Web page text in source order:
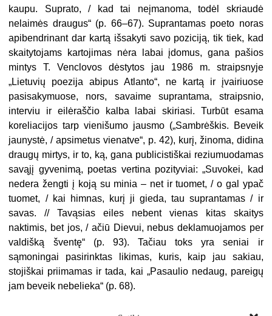
kaupu. Suprato, / kad tai neįmanoma, todėl skriaudė
nelaimės draugus“ (p. 66–67). Suprantamas poeto noras
apibendrinant dar kartą išsakyti savo poziciją, tik tiek, kad
skaitytojams kartojimas nėra labai įdomus, gana pašios
mintys T. Venclovos dėstytos jau 1986 m. straipsnyje
„Lietuvių poezija abipus Atlanto“, ne kartą ir įvairiuose
pasisakymuose, nors, savaime suprantama, straipsnio,
interviu ir eilėraščio kalba labai skiriasi. Turbūt esama
koreliacijos tarp vienišumo jausmo („Sambrėškis. Beveik
jaunystė, / apsimetus vienatve“, p. 42), kurį, žinoma, didina
draugų mirtys, ir to, ką, gana publicistiškai reziumuodamas
savąjį gyvenimą, poetas vertina pozityviai: „Suvokei, kad
nedera žengti į koją su minia – net ir tuomet, / o gal ypač
tuomet, / kai himnas, kurį ji gieda, tau suprantamas / ir
savas. // Tavąsias eiles nebent vienas kitas skaitys
naktimis, bet jos, / ačiū Dievui, nebus deklamuojamos per
valdišką šventę“ (p. 93). Tačiau toks yra seniai ir
sąmoningai pasirinktas likimas, kuris, kaip jau sakiau,
stojiškai priimamas ir tada, kai „Pasaulio nedaug, pareigų
jam beveik nebelieka“ (p. 68).